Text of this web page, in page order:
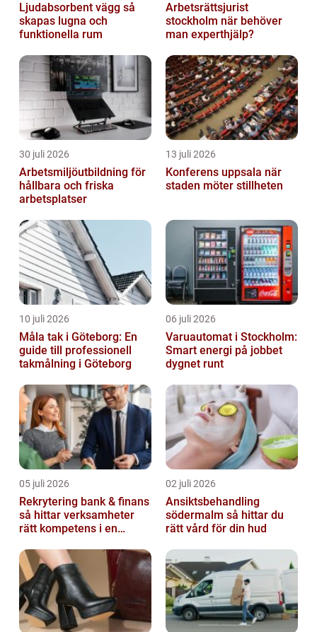
Ljudabsorbent vägg så
skapas lugna och
funktionella rum
Arbetsrättsjurist
stockholm när behöver
man experthjälp?
30 juli 2026
Arbetsmiljöutbildning för
hållbara och friska
arbetsplatser
13 juli 2026
Konferens uppsala när
staden möter stillheten
10 juli 2026
Måla tak i Göteborg: En
guide till professionell
takmålning i Göteborg
06 juli 2026
Varuautomat i Stockholm:
Smart energi på jobbet
dygnet runt
05 juli 2026
Rekrytering bank & finans
så hittar verksamheter
rätt kompetens i en
02 juli 2026
Ansiktsbehandling
södermalm så hittar du
rätt vård för din hud